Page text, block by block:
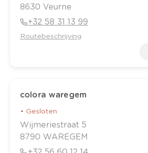
8630 Veurne
+32 58 31 13 99
Routebeschrijving
colora waregem
• Gesloten
Wijmeriestraat 5
8790 WAREGEM